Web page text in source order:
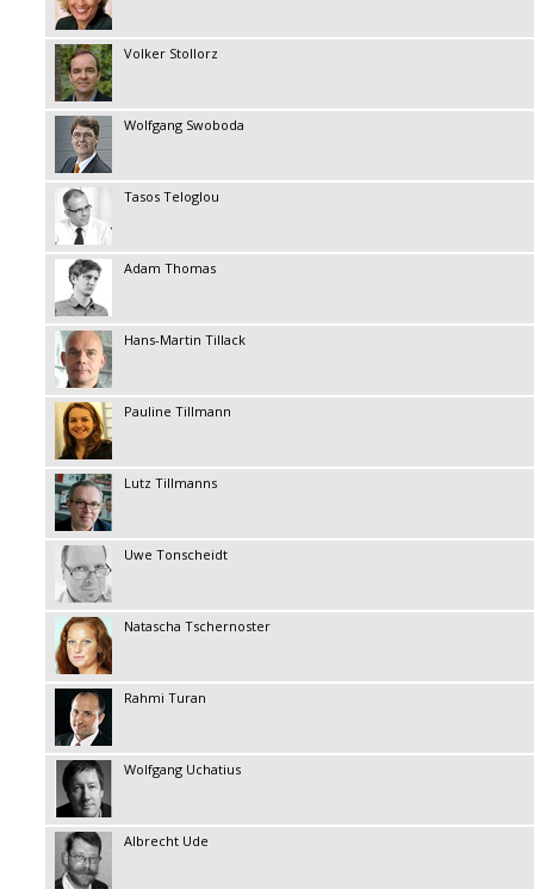
Volker Stollorz
Wolfgang Swoboda
Tasos Teloglou
Adam Thomas
Hans-Martin Tillack
Pauline Tillmann
Lutz Tillmanns
Uwe Tonscheidt
Natascha Tschernoster
Rahmi Turan
Wolfgang Uchatius
Albrecht Ude